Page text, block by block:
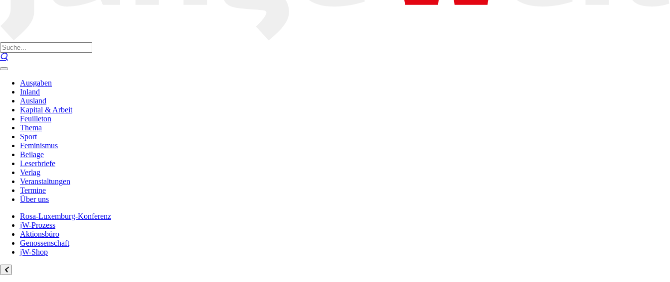
Ausgaben
Inland
Ausland
Kapital & Arbeit
Feuilleton
Thema
Sport
Feminismus
Beilage
Leserbriefe
Verlag
Veranstaltungen
Termine
Über uns
Rosa-Luxemburg-Konferenz
jW-Prozess
Aktionsbüro
Genossenschaft
jW-Shop